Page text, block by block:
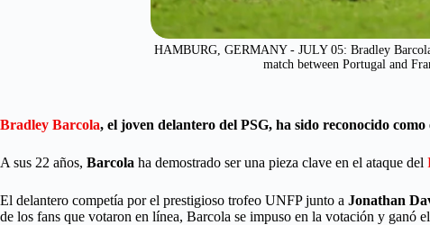
HAMBURG, GERMANY - JULY 05: Bradley
match between Portugal and
Bradley Barcola, el joven delantero del PSG, ha sido reconocido
A sus 22 años, Barcola ha demostrado ser una pieza clave en el ataque del
El delantero competía por el prestigioso trofeo UNFP junto a Jonathan
de los fans que votaron en línea, Barcola se impuso en la votación y ganó